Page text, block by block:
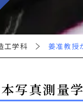
工学科 姜准教授
写真測量